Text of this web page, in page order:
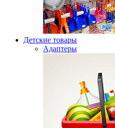
Детские товары
Адаптеры